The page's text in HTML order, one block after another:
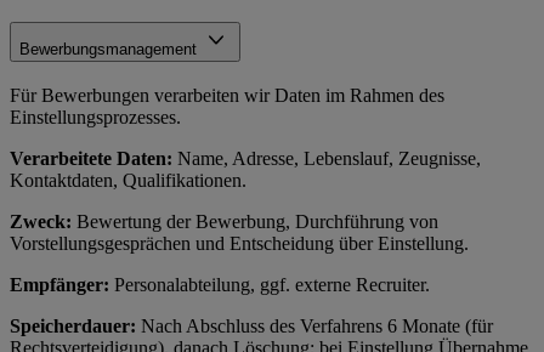
Bewerbungsmanagement
Für Bewerbungen verarbeiten wir Daten im Rahmen des
Einstellungsprozesses.
Verarbeitete Daten: Name, Adresse, Lebenslauf, Zeugnisse,
Kontaktdaten, Qualifikationen.
Zweck: Bewertung der Bewerbung, Durchführung von
Vorstellungsgesprächen und Entscheidung über Einstellung.
Empfänger: Personalabteilung, ggf. externe Recruiter.
Speicherdauer: Nach Abschluss des Verfahrens 6 Monate (für
Rechtsverteidigung), danach Löschung; bei Einstellung Übernahme